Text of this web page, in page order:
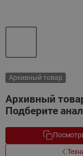
Архивный товар
Архивный
Подберите